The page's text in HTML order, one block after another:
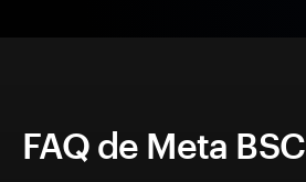
FAQ de Meta BSC